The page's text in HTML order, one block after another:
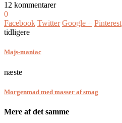
12 kommentarer
0
Facebook Twitter Google + Pinterest
tidligere
Majs-maniac
næste
Morgenmad med masser af smag
Mere af det samme